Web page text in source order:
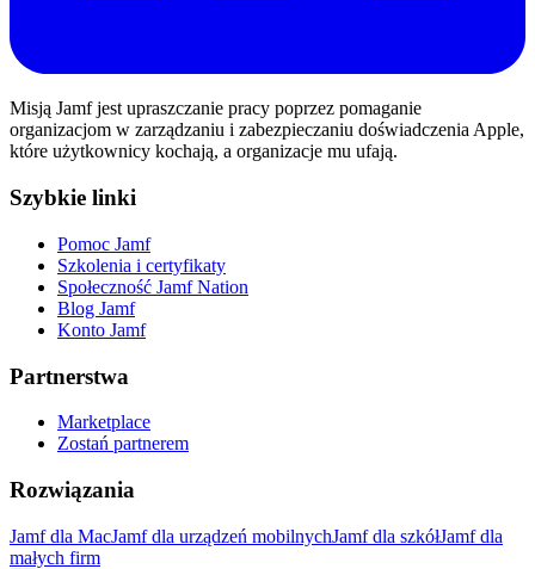
Misją Jamf jest upraszczanie pracy poprzez pomaganie
organizacjom w zarządzaniu i zabezpieczaniu doświadczenia Apple,
które użytkownicy kochają, a organizacje mu ufają.
Szybkie linki
Pomoc Jamf
Szkolenia i certyfikaty
Społeczność Jamf Nation
Blog Jamf
Konto Jamf
Partnerstwa
Marketplace
Zostań partnerem
Rozwiązania
Jamf dla MacJamf dla urządzeń mobilnychJamf dla szkółJamf dla
małych firm